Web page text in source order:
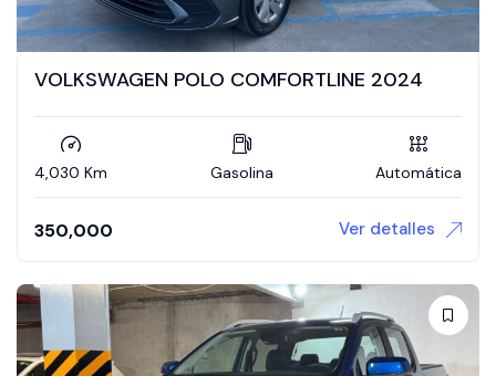
VOLKSWAGEN POLO COMFORTLINE 2024
4,030 Km Gasolina Automática
350,000 Ver detalles